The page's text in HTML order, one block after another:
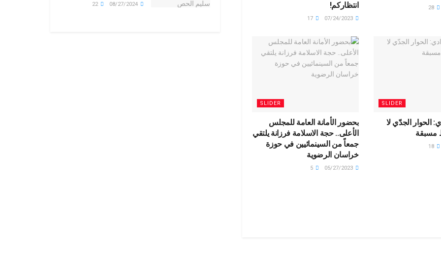
انتظاركم!
07/24/2023
17
SLIDER
الحوار الجدّي لا
مسبقة
SLIDER
بحضور الأمانة العامة للمجلس
الأعلى.. حجة الاسلامة فرزانة يلتقي
جمعاً من السينمائيين في حوزة
خراسان الرضوية
05/27/2023
5